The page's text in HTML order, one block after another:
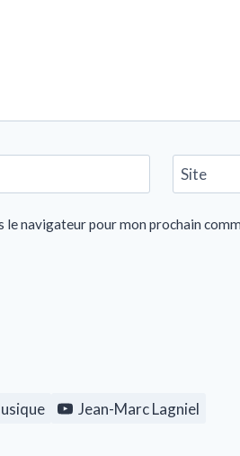
Site
navigateur pour mon prochain
Jean-Marc Lagniel